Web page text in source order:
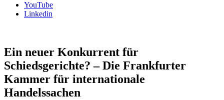
YouTube
Linkedin
Ein neuer Konkurrent für
Schiedsgerichte? – Die Frankfurter
Kammer für internationale
Handelssachen